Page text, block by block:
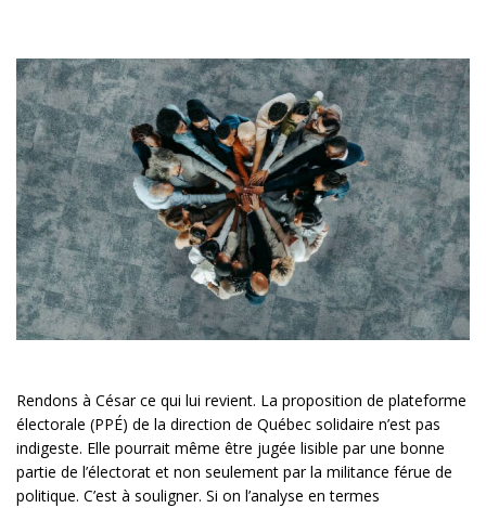
Rendons à César ce qui lui revient. La proposition de plateforme
électorale (PPÉ) de la direction de Québec solidaire n’est pas
indigeste. Elle pourrait même être jugée lisible par une bonne
partie de l’électorat et non seulement par la militance férue de
politique. C’est à souligner. Si on l’analyse en termes